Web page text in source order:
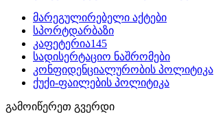
მარეგულირებელი აქტები
სპორტდარბაზი
კაფეტერია145
სადისერტაციო ნაშრომები
კონფიდენციალურობის პოლიტიკა
ქუქი-ფაილების პოლიტიკა
გამოიწერეთ გვერდი